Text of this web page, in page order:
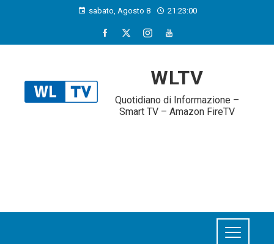
sabato, Agosto 8 21:23:01
WLTV
Quotidiano di Informazione –
Smart TV – Amazon FireTV